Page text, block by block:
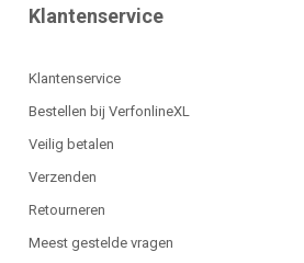
Klantenservice
Klantenservice
Bestellen bij VerfonlineXL
Veilig betalen
Verzenden
Retourneren
Meest gestelde vragen